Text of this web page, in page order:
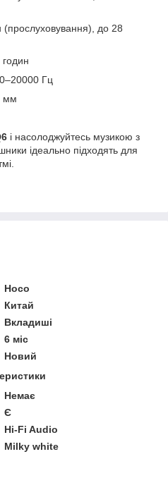
(прослуховування), до 28
годин
Гц
мм
і насолоджуйтесь музикою з
ідеально підходять для
Hoco
Китай
Вкладиші
6 міс
Новий
Немає
Є
Hi-Fi Audio
Milky white